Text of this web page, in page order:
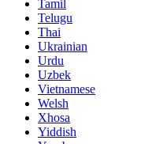
Tamil
Telugu
Thai
Ukrainian
Urdu
Uzbek
Vietnamese
Welsh
Xhosa
Yiddish